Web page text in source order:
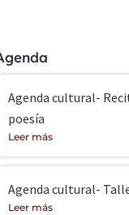
Agenda cultural-
poesía
Leer más
Agenda cultural-
Leer más